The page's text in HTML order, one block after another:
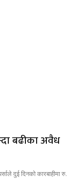
बढीका अवैध
दुई दिनको कारबाहीमा रु.